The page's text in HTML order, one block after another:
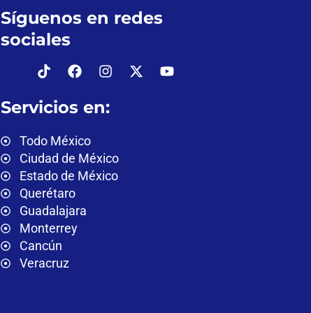
Síguenos en redes
sociales
Servicios en:
Todo México
Ciudad de México
Estado de México
Querétaro
Guadalajara
Monterrey
Cancún
Veracruz